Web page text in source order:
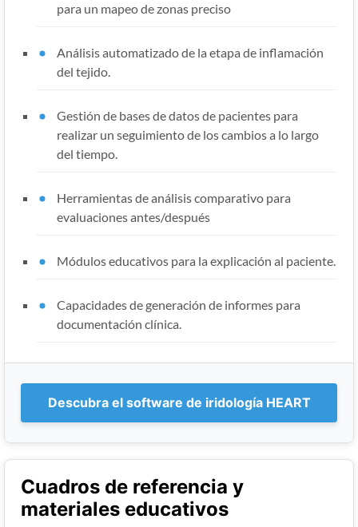
para un mapeo de zonas preciso
Análisis automatizado de la etapa de inflamación
del tejido.
Gestión de bases de datos de pacientes para
realizar un seguimiento de los cambios a lo largo
del tiempo.
Herramientas de análisis comparativo para
evaluaciones antes/después
Módulos educativos para la explicación al paciente.
Capacidades de generación de informes para
documentación clínica.
Descubra el software de iridología HEART
Cuadros de referencia y
materiales educativos